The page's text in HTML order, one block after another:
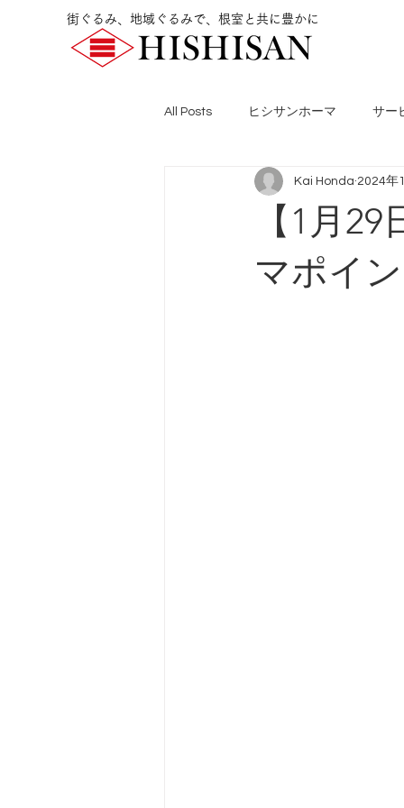
街ぐるみ、地域ぐるみで、根室と共に豊かに
All Posts ヒシサンホーマ サー
【1月
マポイン
Kai Honda 2024年